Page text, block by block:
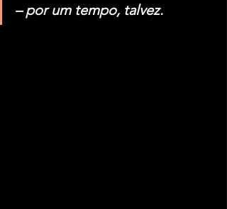
– por um tempo, talvez.